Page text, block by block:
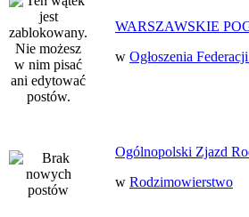
WARSZAWSKIE
w Ogłoszenia
Ogólnopolski Zjazd
w Rodzimowierstwo